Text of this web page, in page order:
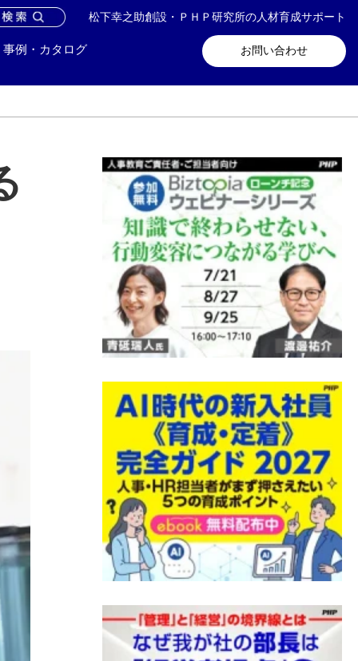
松下幸之助創設・ＰＨＰ研究所の人材育成サポート
お問い合わせ
事例・カタログ
い合わせ メールマガジン登録